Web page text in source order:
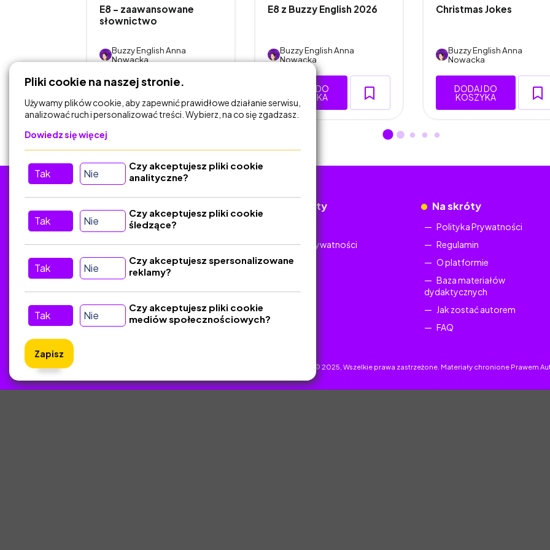
E8 - zaawansowane
słownictwo
Buzzy English Anna
Nowacka
DODAJ DO
KOSZYKA
E8 z Buzzy English 2026
Buzzy English Anna
Nowacka
DODAJ DO
KOSZYKA
Christmas Jokes
Buzzy English Anna
Nowacka
DODAJ DO
KOSZYKA
Kontakt
Dokumenty
Polityka Prywatności
Na skróty
Polityka Prywatności
Regulamin
O platformie
Baza materiałów
dydaktycznych
Jak zostać autorem
FAQ
ZlotyNauczyciel.pl © 2025, Wszelkie prawa zastrzeżone. Materiały chronione Prawem
Pliki cookie na naszej stronie.
Używamy plików cookie, aby zapewnić prawidłowe działanie serwisu,
analizować ruch i personalizować treści. Wybierz, na co się zgadzasz.
Dowiedz się więcej
Tak Nie
Czy akceptujesz pliki cookie
analityczne?
Tak Nie
Czy akceptujesz pliki cookie
śledzące?
Tak Nie
Czy akceptujesz spersonalizowane
reklamy?
Tak Nie
Czy akceptujesz pliki cookie
mediów społecznościowych?
Zapisz